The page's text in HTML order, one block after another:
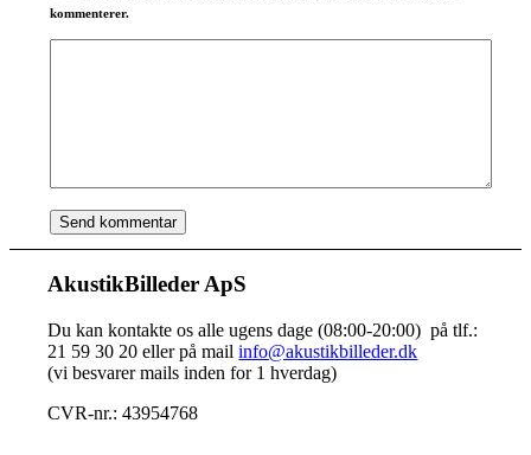
kommenterer.
AkustikBilleder ApS
Du kan kontakte os alle ugens dage (08:00-20:00) på tlf.:
21 59 30 20 eller på mailinfo@akustikbilleder.dk
(vi besvarer mails inden for 1 hverdag)
CVR-nr.: 43954768